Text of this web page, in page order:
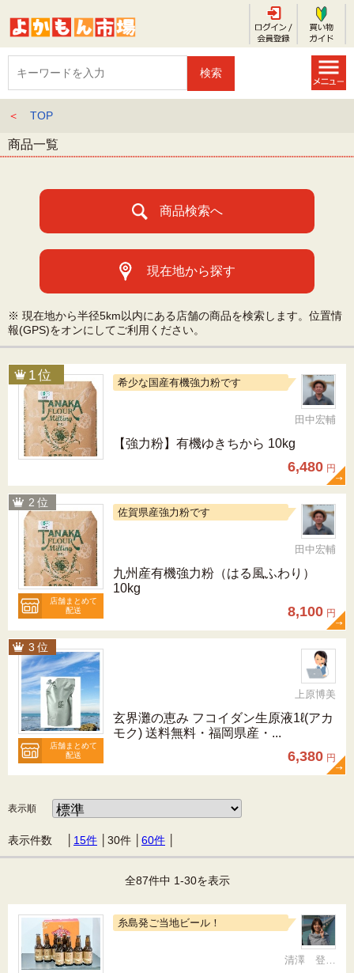
＜ TOP
商品一覧
商品検索へ
現在地から探す
※ 現在地から半径5km以内にある店舗の商品を検索します。位置情
報(GPS)をオンにしてご利用ください。
希少な国産有機強力粉です
田中宏輔
【強力粉】有機ゆきちから 10kg
6,480 円
店舗まとめて
配送
佐賀県産強力粉です
田中宏輔
九州産有機強力粉（はる風ふわり）
10kg
8,100 円
店舗まとめて
配送
上原博美
玄界灘の恵み フコイダン生原液1ℓ(アカ
モク) 送料無料・福岡県産・...
6,380 円
表示順
表示件数 │ 15件 30件 60件
全87件中 1-30を表示
糸島発ご当地ビール！
清澤 登希子